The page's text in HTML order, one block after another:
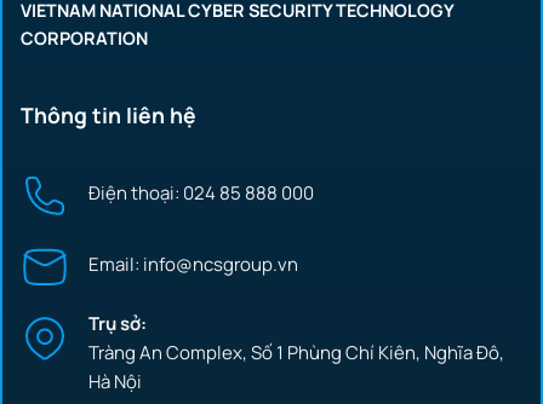
VIETNAM NATIONAL CYBER SECURITY TECHNOLOGY
CORPORATION
Thông tin liên hệ
Điện thoại: 024 85 888 000
Email: info@ncsgroup.vn
Trụ sở:
Tràng An Complex, Số 1 Phùng Chí Kiên, Nghĩa Đô,
Hà Nội